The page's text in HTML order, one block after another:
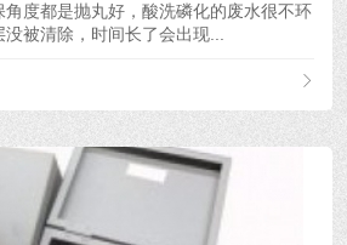
度都是抛丸好，酸洗磷化的废水很不环
被清除，时间长了会出现...